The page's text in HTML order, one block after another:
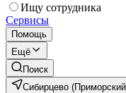
Ищу сотрудника
Сервисы
Помощь
Ещё
Поиск
Сибирцево